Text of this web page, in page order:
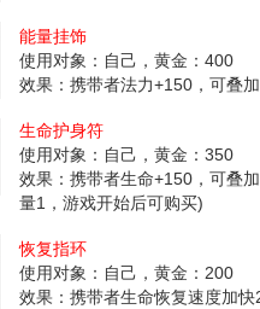
能量挂饰
使用对象：自己，黄金：400
效果：携带者法力+150，可叠加
生命护身符
使用对象：自己，黄金：350
效果：携带者生命+150，可叠
量1，游戏开始后可购买)
恢复指环
使用对象：自己，黄金：200
效果：携带者生命恢复速度加